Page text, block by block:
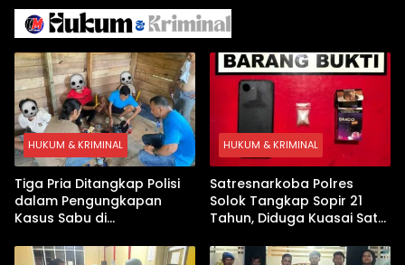
Arab
HUKUM & KRIMINAL
Tiga Pria Ditangkap Polisi
dalam Pengungkapan
Kasus Sabu di
Digital hingga Bong Disita
HUKUM & KRIMINAL
Satresnarkoba Polres
Solok Tangkap Sopir 21
Tahun, Diduga Kuasai Satu